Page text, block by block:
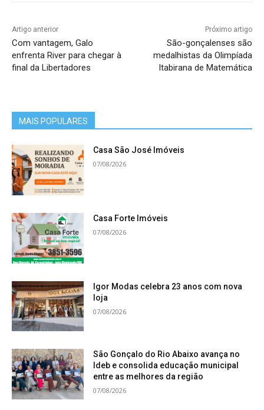
Artigo anterior
Com vantagem, Galo
enfrenta River para chegar à
final da Libertadores
Próximo artigo
São-gonçalenses são
medalhistas da Olimpíada
Itabirana de Matemática
MAIS POPULARES
Casa São José Imóveis
07/08/2026
Casa Forte Imóveis
07/08/2026
Igor Modas celebra 23 anos com nova
loja
07/08/2026
São Gonçalo do Rio Abaixo avança no
Ideb e consolida educação municipal
entre as melhores da região
07/08/2026